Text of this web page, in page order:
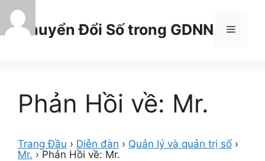
Chuyển
đến
nội
Chuyển Đổi Số trong GDNN Menu
Phản Hồi về: Mr.
Trang Đầu › Diễn đàn › Quản lý và quản trị số ›
Mr. › Phản Hồi về: Mr.